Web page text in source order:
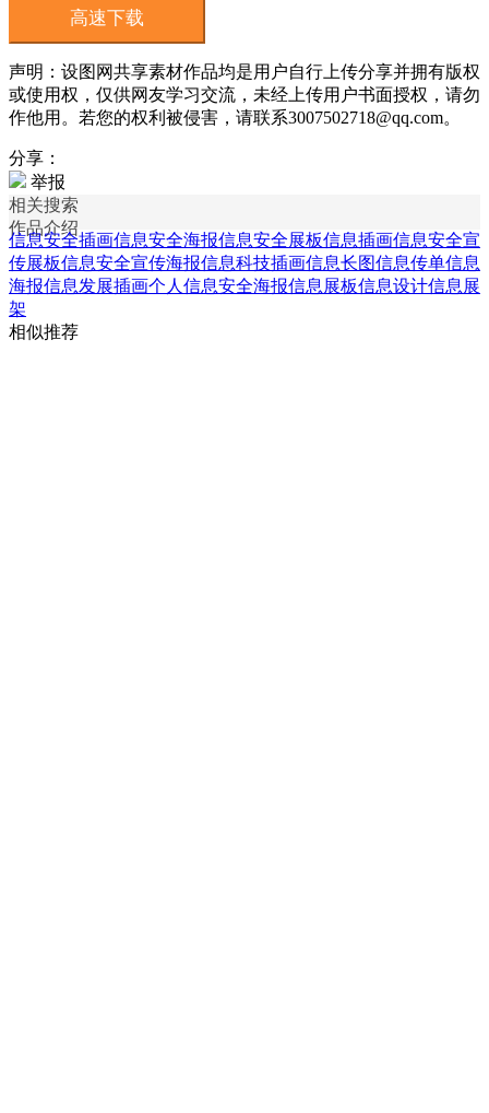
高速下载
声明：设图网共享素材作品均是用户自行上传分享并拥有版权
或使用权，仅供网友学习交流，未经上传用户书面授权，请勿
作他用。若您的权利被侵害，请联系3007502718@qq.com。
分享：
举报
相关搜索
作品介绍
信息安全插画信息安全海报信息安全展板信息插画信息安全宣
传展板信息安全宣传海报信息科技插画信息长图信息传单信息
海报信息发展插画个人信息安全海报信息展板信息设计信息展
架
相似推荐